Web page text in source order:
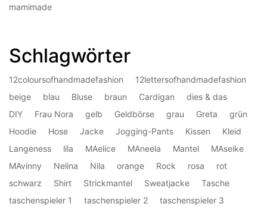
mamimade
Schlagwörter
12coloursofhandmadefashion
12lettersofhandmadefashion
beige
blau Bluse braun Cardigan
dies & das
DIY
Frau Nora gelb Geldbörse grau Greta
grün
Hoodie
Hose Jacke Jogging-Pants Kissen
Kleid
Langeness
lila MAelice MAneela Mantel
MAseike
MAvinny
Nelina Nila orange Rock rosa
rot
schwarz
Shirt Strickmantel Sweatjacke
Tasche
taschenspieler 1
taschenspieler 2
taschenspieler 3